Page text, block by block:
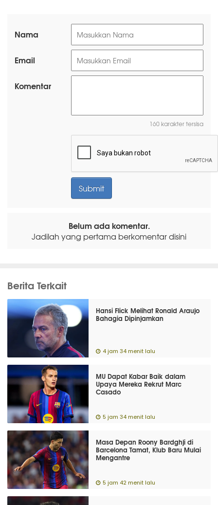
Nama
Email
Komentar
160 karakter tersisa
Belum ada komentar.
Jadilah yang pertama berkomentar disini
Berita Terkait
Hansi Flick Melihat Ronald Araujo
Bahagia Dipinjamkan
4 jam 34 menit lalu
MU Dapat Kabar Baik dalam
Upaya Mereka Rekrut Marc
Casado
5 jam 34 menit lalu
Masa Depan Roony Bardghji di
Barcelona Tamat, Klub Baru Mulai
Mengantre
5 jam 42 menit lalu